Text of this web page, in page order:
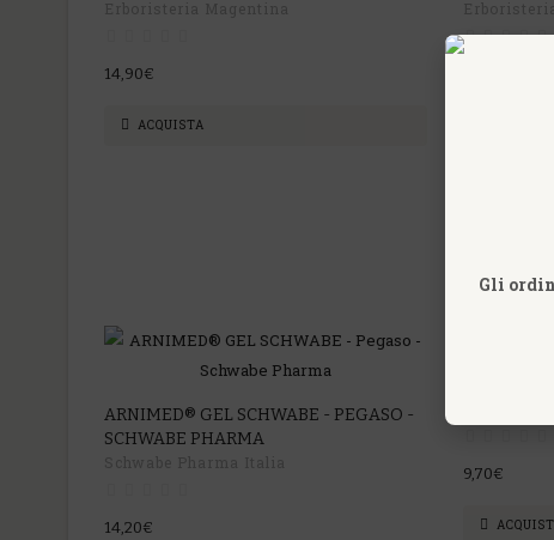
14,90€
ACQUISTA
ARNIMED® GEL SCHWABE - PEGASO -
SCHWABE PHARMA
14,20€
9,70€
Gli